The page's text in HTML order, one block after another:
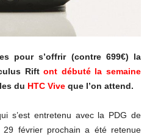
pour s’offrir (contre 699€) la
Riftont débuté la semaine
du HTC Vive que l’on attend.
s’est entretenu avec la PDG de
février prochain a été retenue